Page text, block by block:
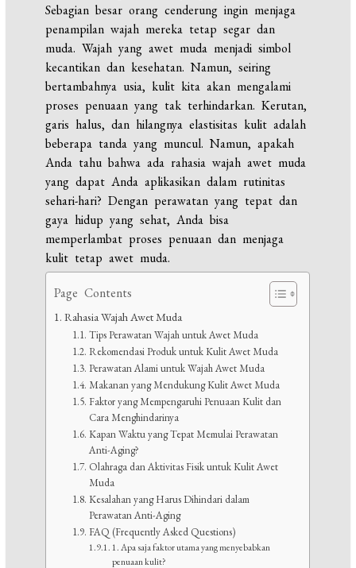
Sebagian besar orang cenderung ingin menjaga
penampilan wajah mereka tetap segar dan
muda. Wajah yang awet muda menjadi simbol
kecantikan dan kesehatan. Namun, seiring
bertambahnya usia, kulit kita akan mengalami
proses penuaan yang tak terhindarkan. Kerutan,
garis halus, dan hilangnya elastisitas kulit adalah
beberapa tanda yang muncul. Namun, apakah
Anda tahu bahwa ada rahasia wajah awet muda
yang dapat Anda aplikasikan dalam rutinitas
sehari-hari? Dengan perawatan yang tepat dan
gaya hidup yang sehat, Anda bisa
memperlambat proses penuaan dan menjaga
kulit tetap awet muda.
Page Contents
Rahasia Wajah Awet Muda
Tips Perawatan Wajah untuk Awet Muda
Rekomendasi Produk untuk Kulit Awet Muda
Perawatan Alami untuk Wajah Awet Muda
Makanan yang Mendukung Kulit Awet Muda
Faktor yang Mempengaruhi Penuaan Kulit dan
Cara Menghindarinya
Kapan Waktu yang Tepat Memulai Perawatan
Anti-Aging?
Olahraga dan Aktivitas Fisik untuk Kulit Awet
Muda
Kesalahan yang Harus Dihindari dalam
Perawatan Anti-Aging
FAQ (Frequently Asked Questions)
1. Apa saja faktor utama yang menyebabkan
penuaan kulit?